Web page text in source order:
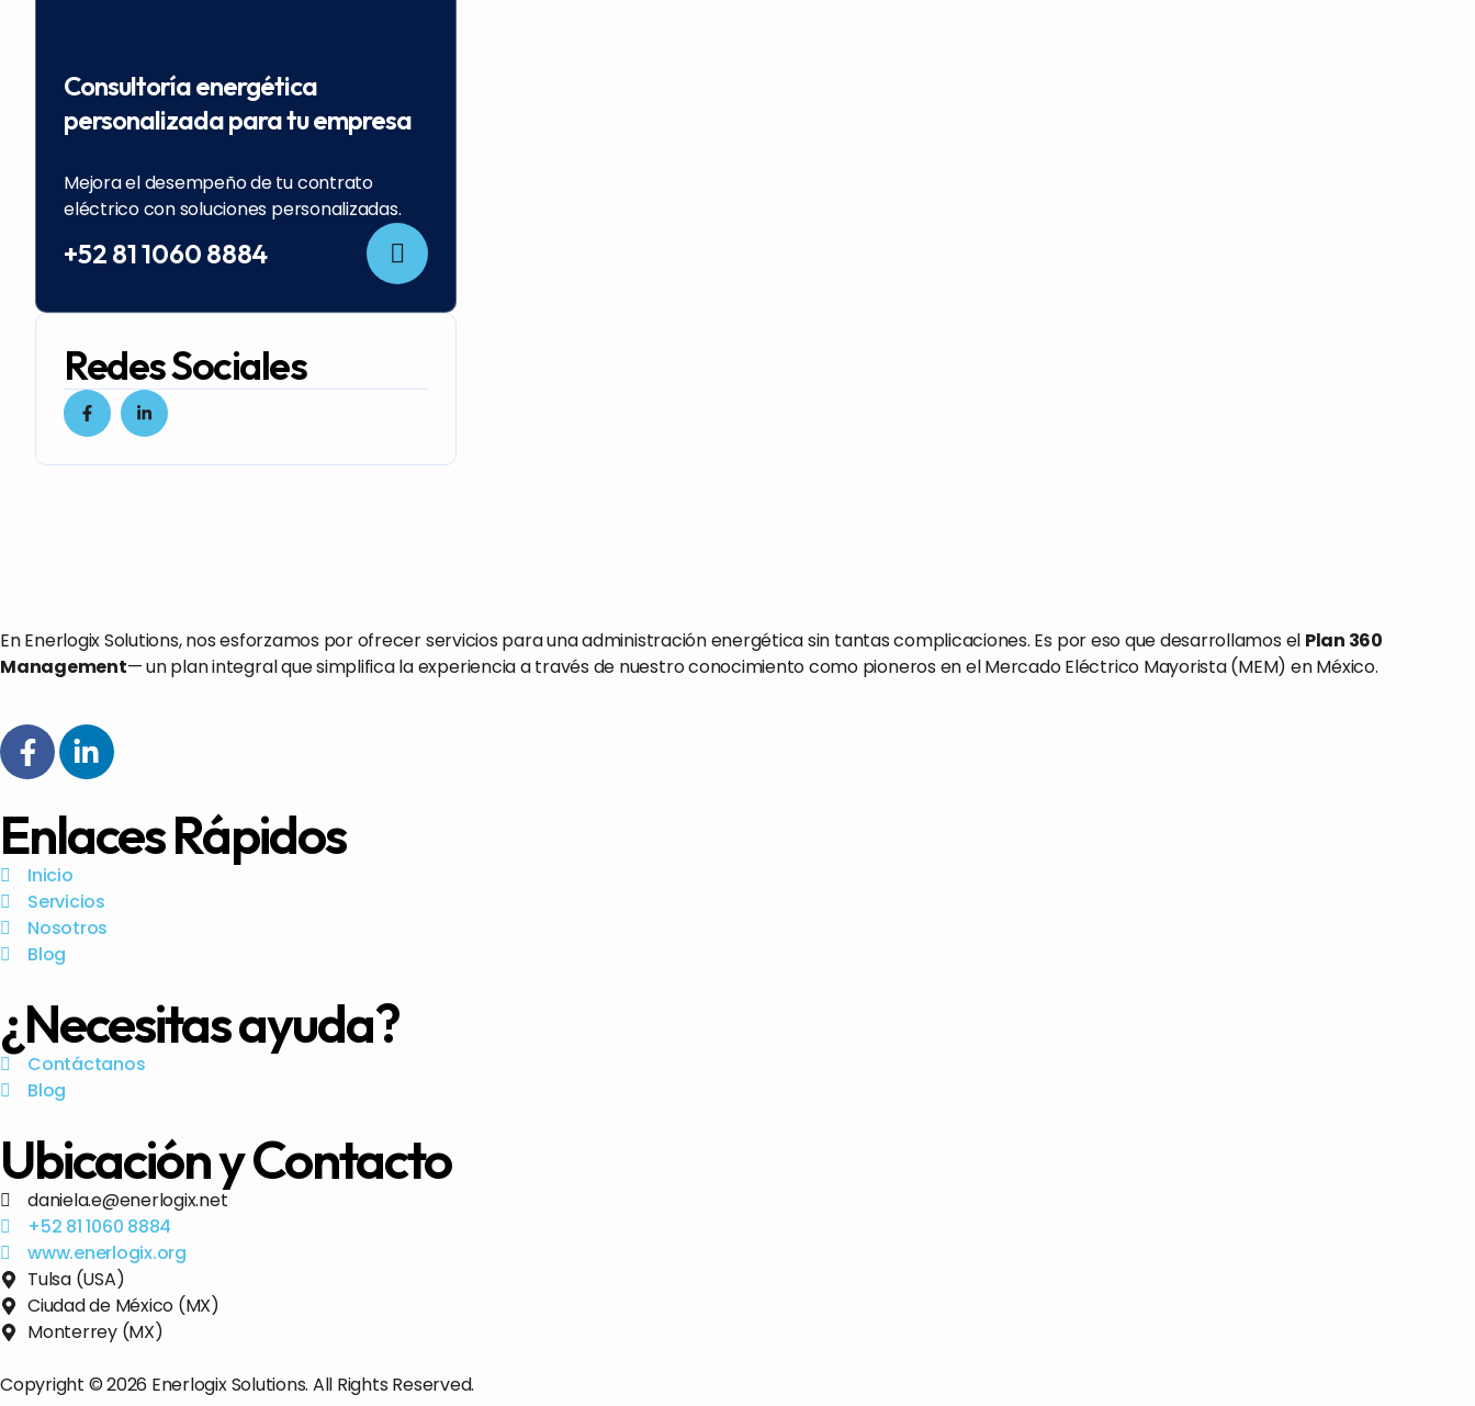
Consultoría energética
personalizada para tu empresa
Mejora el desempeño de tu contrato
eléctrico con soluciones personalizadas.
+52 81 1060 8884
Redes Sociales
En Enerlogix Solutions, nos esforzamos por ofrecer servicios para una administración energética sin tantas complicaciones. Es por eso que desarrollamos el Plan 360
Management— un plan integral que simplifica la experiencia a través de nuestro conocimiento como pioneros en el Mercado Eléctrico Mayorista (MEM) en México.
Enlaces Rápidos
Inicio
Servicios
Nosotros
Blog
¿Necesitas ayuda?
Contáctanos
Blog
Ubicación y Contacto
daniela.e@enerlogix.net
+52 81 1060 8884
www.enerlogix.org
Tulsa (USA)
Ciudad de México (MX)
Monterrey (MX)
Copyright © 2026 Enerlogix Solutions. All Rights Reserved.